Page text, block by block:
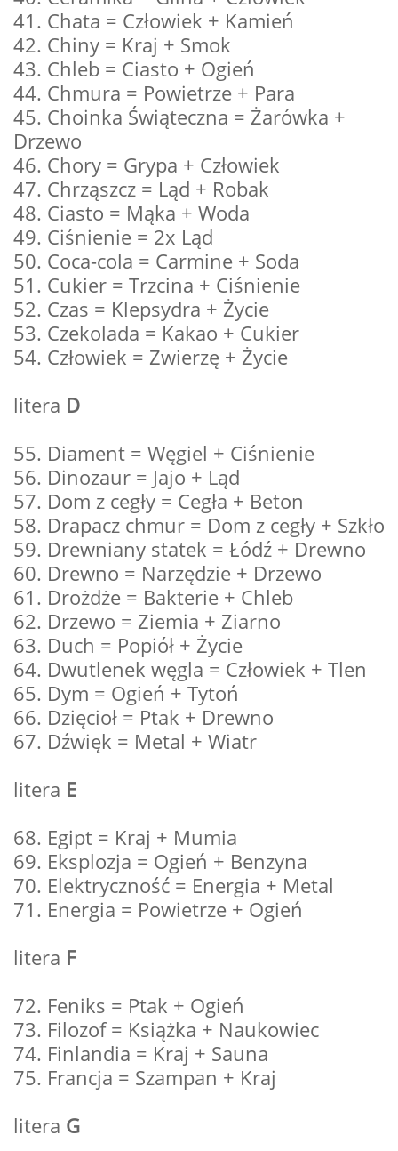
41. Chata = Człowiek + Kamień
42. Chiny = Kraj + Smok
43. Chleb = Ciasto + Ogień
44. Chmura = Powietrze + Para
45. Choinka Świąteczna = Żarówka +
Drzewo
46. Chory = Grypa + Człowiek
47. Chrząszcz = Ląd + Robak
48. Ciasto = Mąka + Woda
49. Ciśnienie = 2x Ląd
50. Coca-cola = Carmine + Soda
51. Cukier = Trzcina + Ciśnienie
52. Czas = Klepsydra + Życie
53. Czekolada = Kakao + Cukier
54. Człowiek = Zwierzę + Życie
litera D
55. Diament = Węgiel + Ciśnienie
56. Dinozaur = Jajo + Ląd
57. Dom z cegły = Cegła + Beton
58. Drapacz chmur = Dom z cegły + Szkło
59. Drewniany statek = Łódź + Drewno
60. Drewno = Narzędzie + Drzewo
61. Drożdże = Bakterie + Chleb
62. Drzewo = Ziemia + Ziarno
63. Duch = Popiół + Życie
64. Dwutlenek węgla = Człowiek + Tlen
65. Dym = Ogień + Tytoń
66. Dzięcioł = Ptak + Drewno
67. Dźwięk = Metal + Wiatr
litera E
68. Egipt = Kraj + Mumia
69. Eksplozja = Ogień + Benzyna
70. Elektryczność = Energia + Metal
71. Energia = Powietrze + Ogień
litera F
72. Feniks = Ptak + Ogień
73. Filozof = Książka + Naukowiec
74. Finlandia = Kraj + Sauna
75. Francja = Szampan + Kraj
litera G